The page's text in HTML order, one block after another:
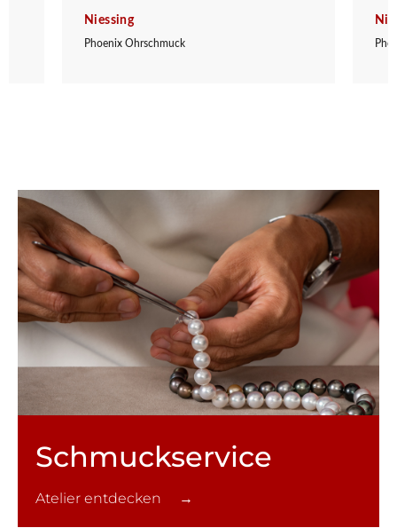
Niessing
Phoenix Ohrschmuck
Schmuck­service
Atelier entdecken →